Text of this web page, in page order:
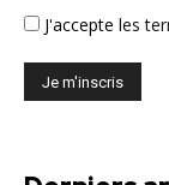
J'accepte les